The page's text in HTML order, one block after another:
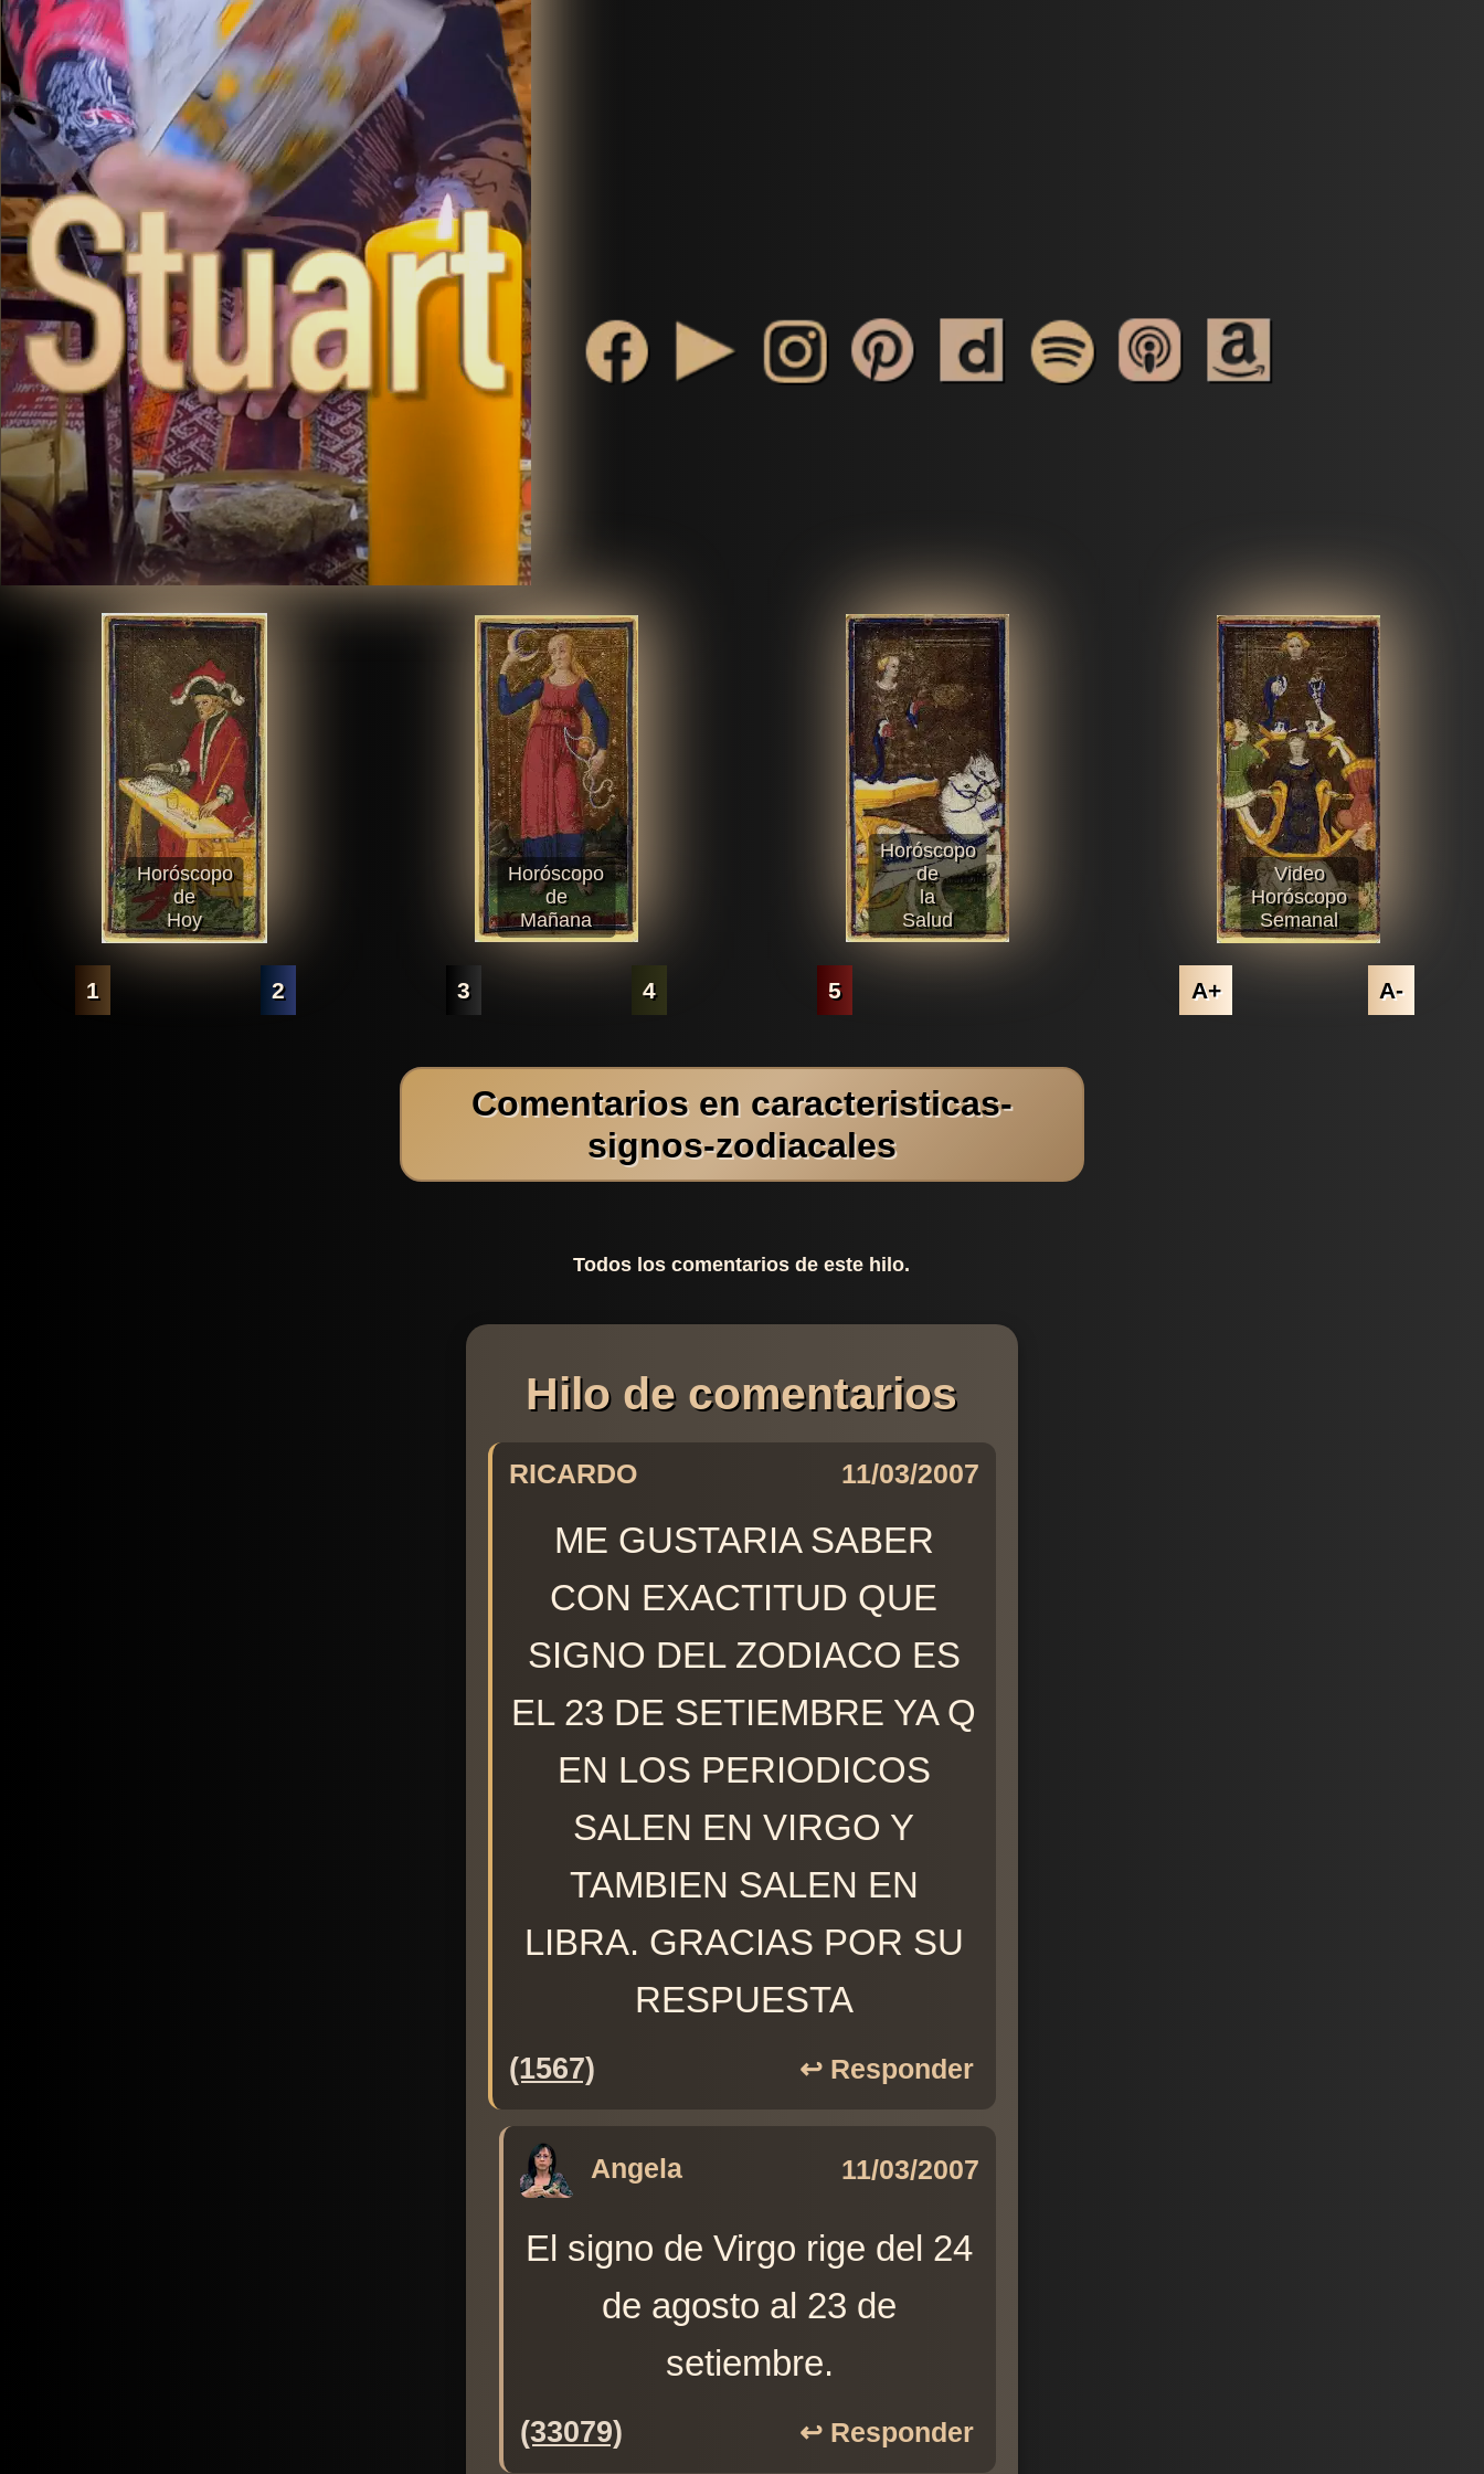
Horóscopo
de
Hoy
Horóscopo
de
Mañana
Horóscopo
de
la
Salud
Video
Horóscopo
Semanal
1 2 3 4 5 A+ A-
Comentarios en caracteristicas-
signos-zodiacales
Todos los comentarios de este hilo.
Hilo de comentarios
RICARDO 11/03/2007
ME GUSTARIA SABER
CON EXACTITUD QUE
SIGNO DEL ZODIACO ES
EL 23 DE SETIEMBRE YA Q
EN LOS PERIODICOS
SALEN EN VIRGO Y
TAMBIEN SALEN EN
LIBRA. GRACIAS POR SU
RESPUESTA
(1567) ↩️ Responder
Angela 11/03/2007
El signo de Virgo rige del 24
de agosto al 23 de
setiembre.
(33079) ↩️ Responder